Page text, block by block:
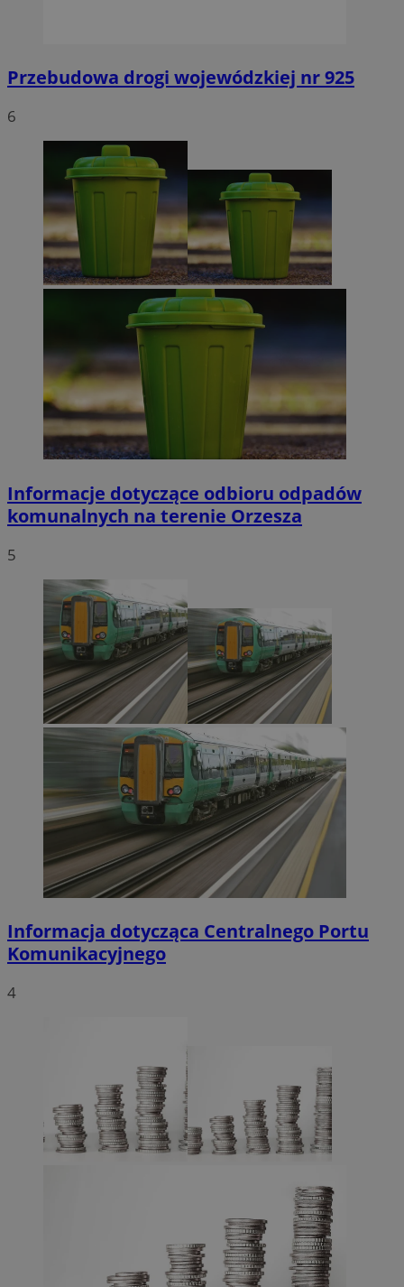
Przebudowa drogi wojewódzkiej nr 925
6
Informacje dotyczące odbioru odpadów
komunalnych na terenie Orzesza
5
Informacja dotycząca Centralnego Portu
Komunikacyjnego
4